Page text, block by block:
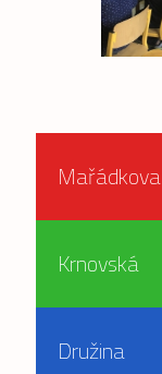
Mařádkova
Krnovská
Družina